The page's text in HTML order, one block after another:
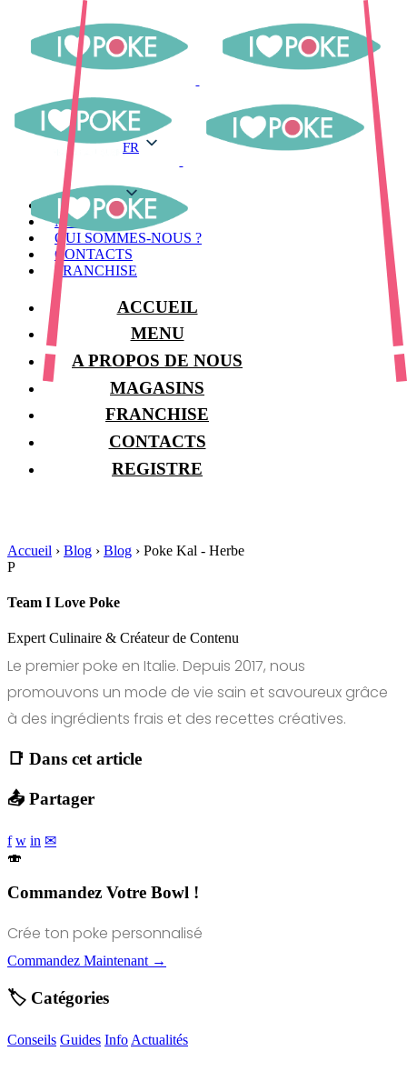
FR
MENU
MAGASINS
QUI SOMMES-NOUS ?
CONTACTS
FRANCHISE
ACCUEIL
MENU
A PROPOS DE NOUS
MAGASINS
FRANCHISE
CONTACTS
REGISTRE
Accueil › Blog › Blog › Poke Kal - Herbe
P
Team I Love Poke
Expert Culinaire & Créateur de Contenu
Le premier poke en Italie. Depuis 2017, nous
promouvons un mode de vie sain et savoureux grâce
à des ingrédients frais et des recettes créatives.
📑 Dans cet article
📤 Partager
f w in ✉
🍣
Commandez Votre Bowl !
Crée ton poke personnalisé
Commandez Maintenant →
🏷️ Catégories
Conseils Guides Info Actualités